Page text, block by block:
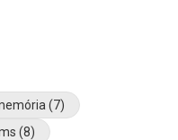
(7)
(8)